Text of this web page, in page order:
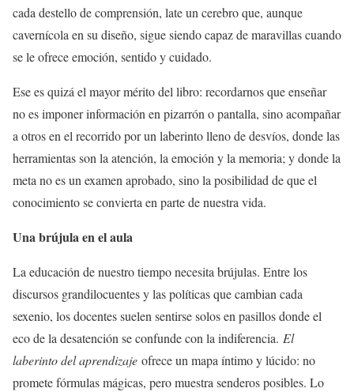
cada destello de comprensión, late un cerebro que, aunque
cavernícola en su diseño, sigue siendo capaz de maravillas cuando
se le ofrece emoción, sentido y cuidado.
Ese es quizá el mayor mérito del libro: recordarnos que enseñar
no es imponer información en pizarrón o pantalla, sino acompañar
a otros en el recorrido por un laberinto lleno de desvíos, donde las
herramientas son la atención, la emoción y la memoria; y donde la
meta no es un examen aprobado, sino la posibilidad de que el
conocimiento se convierta en parte de nuestra vida.
Una brújula en el aula
La educación de nuestro tiempo necesita brújulas. Entre los
discursos grandilocuentes y las políticas que cambian cada
sexenio, los docentes suelen sentirse solos en pasillos donde el
eco de la desatención se confunde con la indiferencia. El
laberinto del aprendizaje ofrece un mapa íntimo y lúcido: no
promete fórmulas mágicas, pero muestra senderos posibles. Lo